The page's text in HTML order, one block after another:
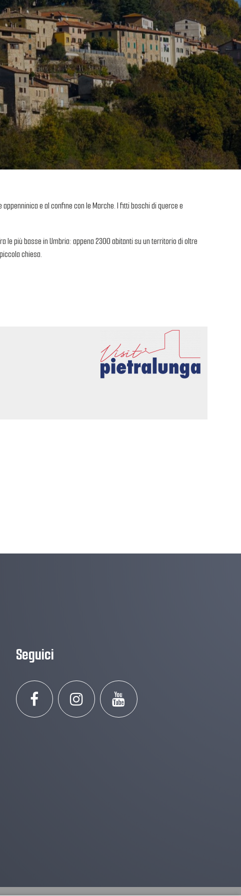
e al confine con le Marche. I fitti boschi di querce e
le più basse in Umbria: appena 2300 abitanti su un territorio di oltre
chiesa.
Seguici